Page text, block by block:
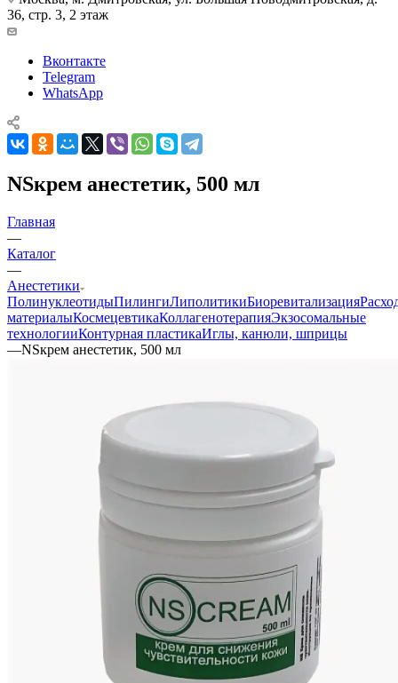
36, стр. 3, 2 этаж
Вконтакте
Telegram
WhatsApp
NSкрем анестетик, 500 мл
Главная
—
Каталог
—
Анестетики
ПолинуклеотидыПилингиЛиполитикиБиоревитализация
материалыКосмецевтикаКоллагенотерапияЭкзосомальные
технологииКонтурная пластикаИглы, канюли, шприцы
—NSкрем анестетик, 500 мл